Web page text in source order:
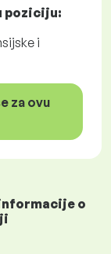
poziciju:
i
za ovu
o